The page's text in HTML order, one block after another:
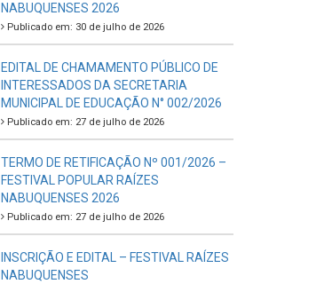
NABUQUENSES 2026
Publicado em: 30 de julho de 2026
EDITAL DE CHAMAMENTO PÚBLICO DE
INTERESSADOS DA SECRETARIA
MUNICIPAL DE EDUCAÇÃO N° 002/2026
Publicado em: 27 de julho de 2026
TERMO DE RETIFICAÇÃO Nº 001/2026 –
FESTIVAL POPULAR RAÍZES
NABUQUENSES 2026
Publicado em: 27 de julho de 2026
INSCRIÇÃO E EDITAL – FESTIVAL RAÍZES
NABUQUENSES